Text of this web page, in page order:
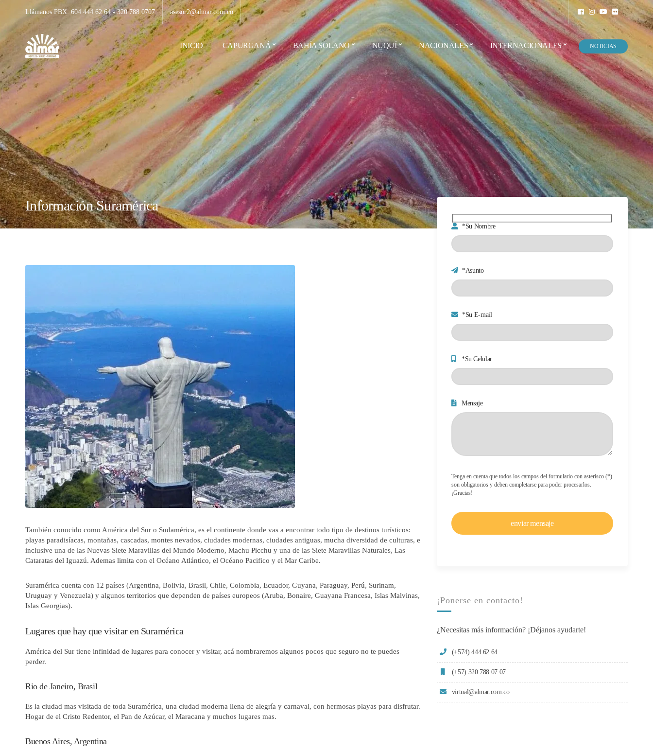
Llámanos PBX: 604 444 62 64 - 320 788 0707 asesor2@almar.com.co
INICIO CAPURGANÁ BAHÍA SOLANO NUQUÍ NACIONALES INTERNACIONALES NOTICIAS
Información Suramérica
También conocido como América del Sur o Sudamérica, es el continente donde vas a encontrar todo tipo de destinos turísticos:
playas paradisíacas, montañas, cascadas, montes nevados, ciudades modernas, ciudades antiguas, mucha diversidad de culturas, e
inclusive una de las Nuevas Siete Maravillas del Mundo Moderno, Machu Picchu y una de las Siete Maravillas Naturales, Las
Cataratas del Iguazú. Ademas limita con el Océano Atlántico, el Océano Pacifico y el Mar Caribe.
Suramérica cuenta con 12 países (Argentina, Bolivia, Brasil, Chile, Colombia, Ecuador, Guyana, Paraguay, Perú, Surinam,
Uruguay y Venezuela) y algunos territorios que dependen de países europeos (Aruba, Bonaire, Guayana Francesa, Islas Malvinas,
Islas Georgias).
Lugares que hay que visitar en Suramérica
América del Sur tiene infinidad de lugares para conocer y visitar, acá nombraremos algunos pocos que seguro no te puedes
perder.
Rio de Janeiro, Brasil
Es la ciudad mas visitada de toda Suramérica, una ciudad moderna llena de alegría y carnaval, con hermosas playas para disfrutar.
Hogar de el Cristo Redentor, el Pan de Azúcar, el Maracana y muchos lugares mas.
Buenos Aires, Argentina
*Su Nombre
*Asunto
*Su E-mail
*Su Celular
Mensaje
Tenga en cuenta que todos los campos del formulario con asterisco (*)
son obligatorios y deben completarse para poder procesarlos.
¡Gracias!
¡Ponerse en contacto!
¿Necesitas más información? ¡Déjanos ayudarte!
(+574) 444 62 64
(+57) 320 788 07 07
virtual@almar.com.co